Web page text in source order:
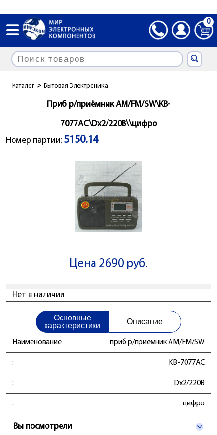
0
Каталог > Бытовая Электроника
Приб р/приёмник AM/FM/SW\KB-
7077AC\Dx2/220В\\цифро
Номер партии: 5150.14
Цена 2690 руб.
Нет в наличии
Основные
характеристики
Описание
Наименование: приб р/приёмник AM/FM/SW
: KB-7077AC
: Dx2/220В
: цифро
Вы посмотрели